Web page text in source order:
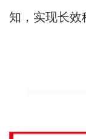
知，实现长效